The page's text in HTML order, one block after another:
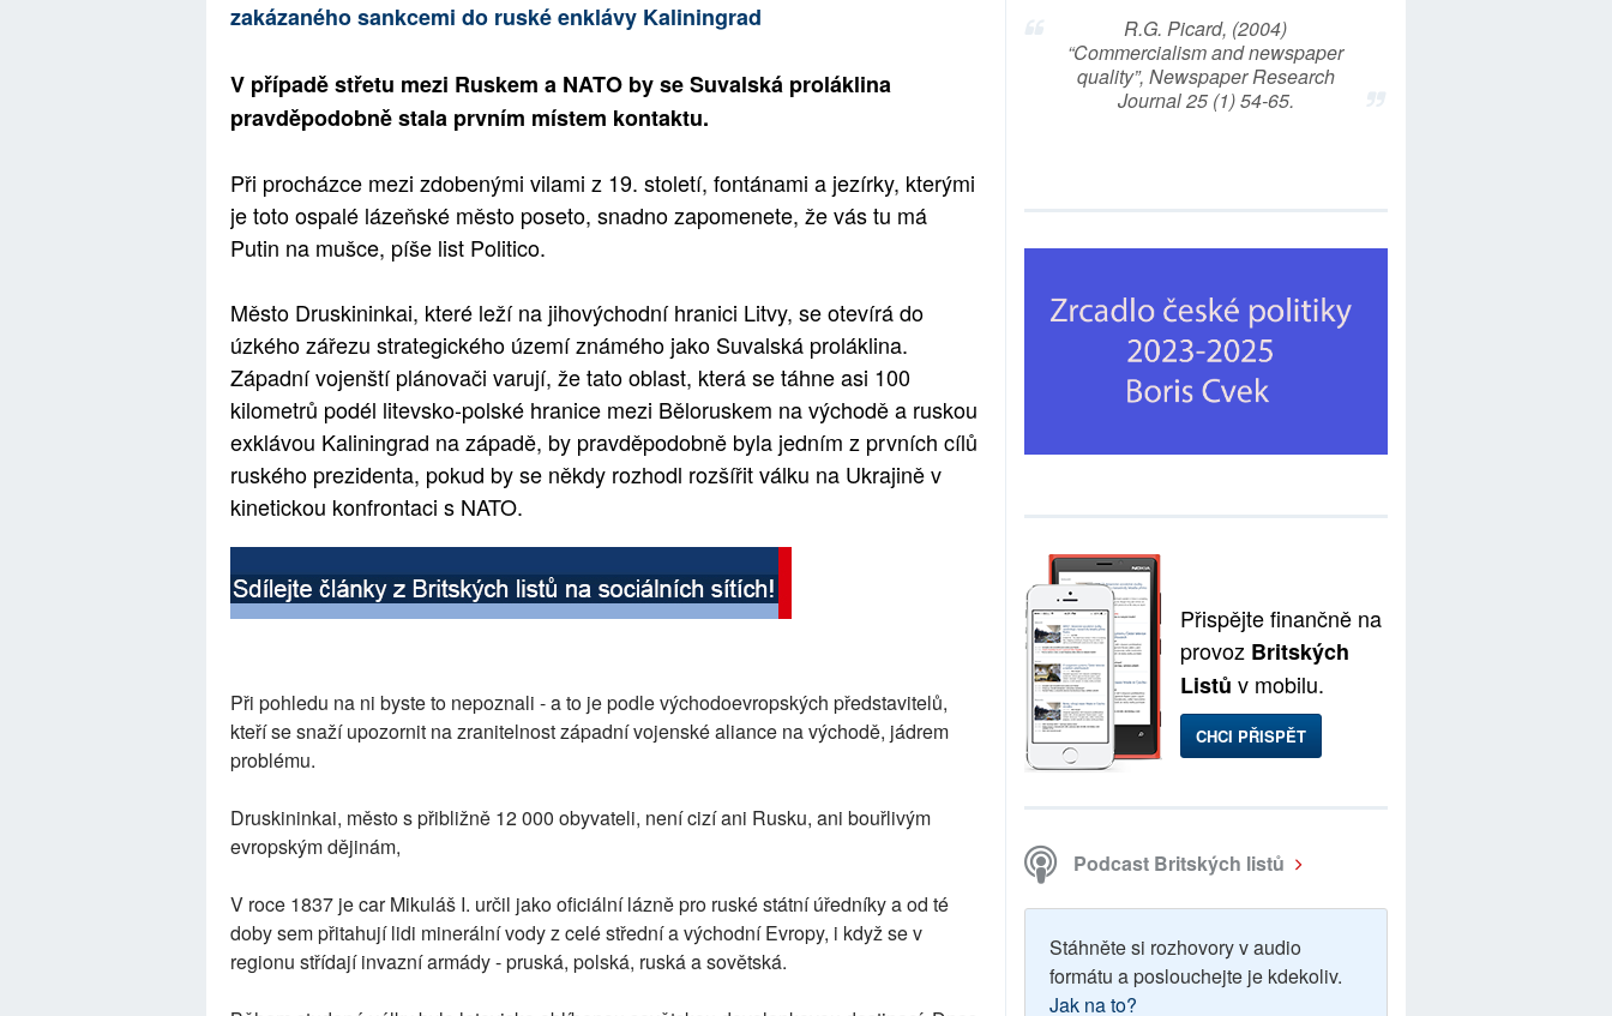
zakázaného sankcemi do ruské enklávy Kaliningrad
V případě střetu mezi Ruskem a NATO by se Suvalská proláklina
pravděpodobně stala prvním místem kontaktu.
Při procházce mezi zdobenými vilami z 19. století, fontánami a jezírky, kterými
je toto ospalé lázeňské město poseto, snadno zapomenete, že vás tu má
Putin na mušce, píše list Politico.
Město Druskininkai, které leží na jihovýchodní hranici Litvy, se otevírá do
úzkého zářezu strategického území známého jako Suvalská proláklina.
Západní vojenští plánovači varují, že tato oblast, která se táhne asi 100
kilometrů podél litevsko-polské hranice mezi Běloruskem na východě a ruskou
exklávou Kaliningrad na západě, by pravděpodobně byla jedním z prvních cílů
ruského prezidenta, pokud by se někdy rozhodl rozšířit válku na Ukrajině v
kinetickou konfrontaci s NATO.
Při pohledu na ni byste to nepoznali - a to je podle východoevropských představitelů,
kteří se snaží upozornit na zranitelnost západní vojenské aliance na východě, jádrem
problému.
Druskininkai, město s přibližně 12 000 obyvateli, není cizí ani Rusku, ani bouřlivým
evropským dějinám,
V roce 1837 je car Mikuláš I. určil jako oficiální lázně pro ruské státní úředníky a od té
doby sem přitahují lidi minerální vody z celé střední a východní Evropy, i když se v
regionu střídají invazní armády - pruská, polská, ruská a sovětská.
R.G. Picard, (2004)
“Commercialism and newspaper
quality”, Newspaper Research
Journal 25 (1) 54-65.
Přispějte finančně na
provoz Britských
Listů v mobilu.
CHCI PŘISPĚT
Podcast Britských listů
Stáhněte si rozhovory v audio
formátu a poslouchejte je kdekoliv.
Jak na to?